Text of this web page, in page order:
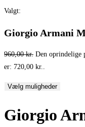
Valgt:
Giorgio Armani
960,00kr. Den oprindelige
er: 720,00 kr..
Vælg muligheder
Giorgio